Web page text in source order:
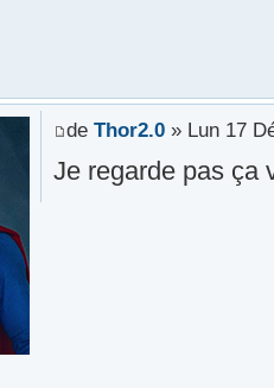
de Thor2.0» Lun 17
Je regarde pas ça